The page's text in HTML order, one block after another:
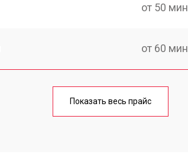
от 50 мин
от 60 мин
от 50 мин
Показать весь прайс